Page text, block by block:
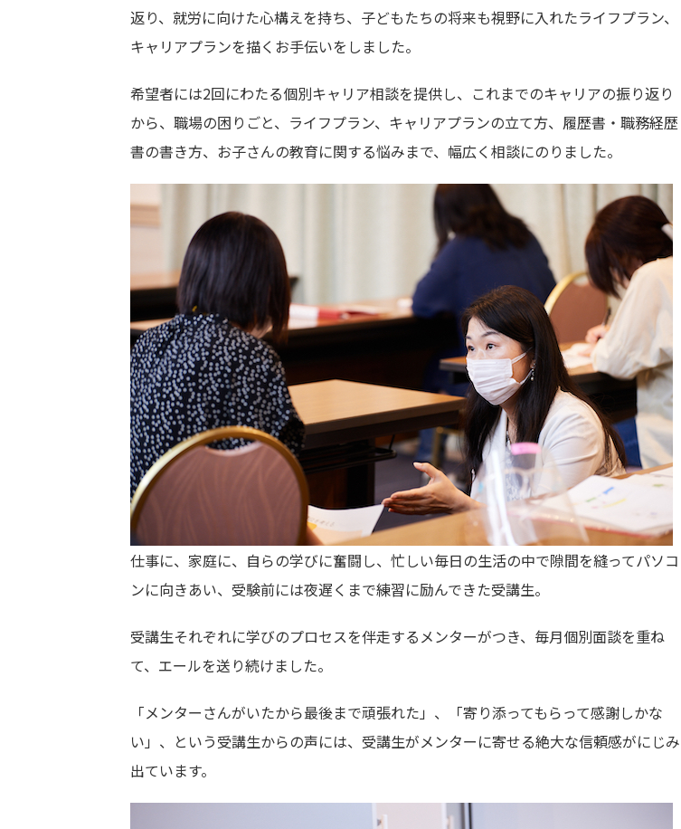
返り、就労に向けた心構えを持ち、子どもたちの将来も視野に入れたライフプラン、
キャリアプランを描くお手伝いをしました。
希望者には2回にわたる個別キャリア相談を提供し、これまでのキャリアの振り返り
から、職場の困りごと、ライフプラン、キャリアプランの立て方、履歴書・職務経歴
書の書き方、お子さんの教育に関する悩みまで、幅広く相談にのりました。
仕事に、家庭に、自らの学びに奮闘し、忙しい毎日の生活の中で隙間を縫ってパソコ
ンに向きあい、受験前には夜遅くまで練習に励んできた受講生。
受講生それぞれに学びのプロセスを伴走するメンターがつき、毎月個別面談を重ね
て、エールを送り続けました。
「メンターさんがいたから最後まで頑張れた」、「寄り添ってもらって感謝しかな
い」、という受講生からの声には、受講生がメンターに寄せる絶大な信頼感がにじみ
出ています。